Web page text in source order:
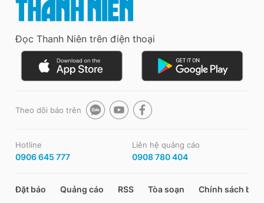
Đọc Thanh Niên trên điện thoại
Theo dõi báo trên
Hotline
0906 645 777
Liên hệ quảng cáo
0908 780 404
Đặt báo Quảng cáo RSS Tòa soạn Chính sách bảo